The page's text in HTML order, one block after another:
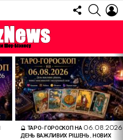
FOLLOW
US
🔮 ТАРО-ГОРОСКОП НА
ДЕНЬ ВАЖЛИВИХ РІШЕНЬ, НОВИХ